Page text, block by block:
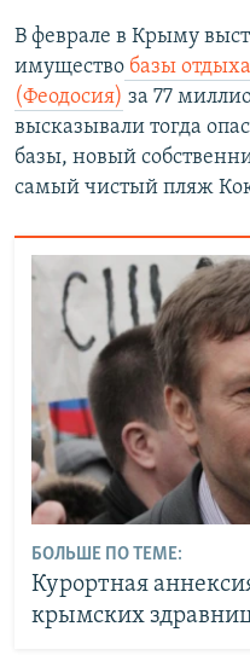
В феврале в Крыму
имущество базы
(Феодосия) за 77
высказывали тогда
базы, новый
самый чистый пляж
БОЛЬШЕ ПО ТЕМЕ:
Курортная
крымских